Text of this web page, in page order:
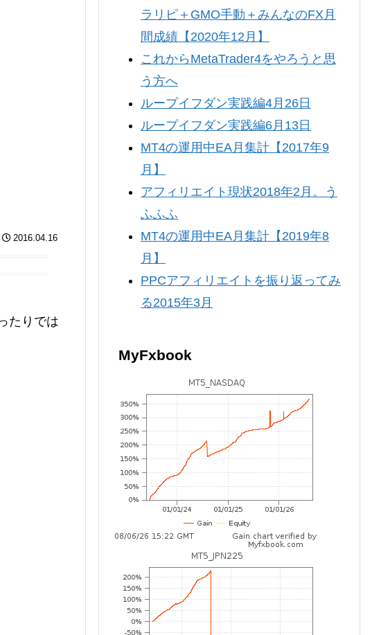
2016.04.16
たりでは
ラリピ＋GMO手動＋みんなのFX月
間成績【2020年12月】
これからMetaTrader4をやろうと思
う方へ
ループイフダン実践編4月26日
ループイフダン実践編6月13日
MT4の運用中EA月集計【2017年9
月】
アフィリエイト現状2018年2月。う
ふふふ
MT4の運用中EA月集計【2019年8
月】
PPCアフィリエイトを振り返ってみ
る2015年3月
MyFxbook